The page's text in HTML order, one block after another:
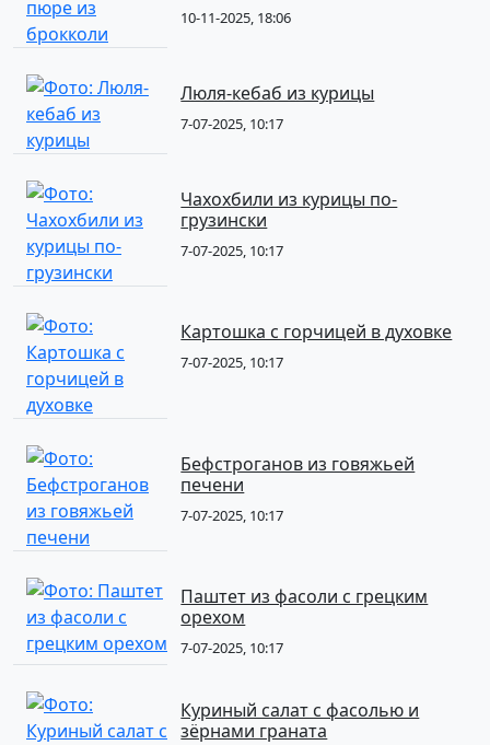
10-11-2025, 18:06
Люля-кебаб из курицы
7-07-2025, 10:17
Чахохбили из курицы по-
грузински
7-07-2025, 10:17
Картошка с горчицей в духовке
7-07-2025, 10:17
Бефстроганов из говяжьей
печени
7-07-2025, 10:17
Паштет из фасоли с грецким
орехом
7-07-2025, 10:17
Куриный салат с фасолью и
зёрнами граната